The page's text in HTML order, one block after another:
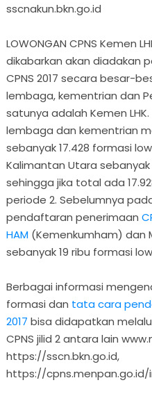
sscnakun.bkn.go.id
LOWONGAN CPNS Kemen
dikabarkan akan diadakan
CPNS 2017 secara besar-
lembaga, kementrian dan
satunya adalah Kemen
lembaga dan kementrian
sebanyak 17.428 formasi
Kalimantan Utara sebanyak
sehingga jika total ada
periode 2. Sebelumnya
pendaftaran penerimaan
HAM(Kemenkumham) dan
sebanyak 19 ribu formasi
Berbagai informasi
formasi dan tata cara
2017 bisa didapatkan
CPNS jilid 2 antara lain
https://sscn.bkn.go.id,
https://